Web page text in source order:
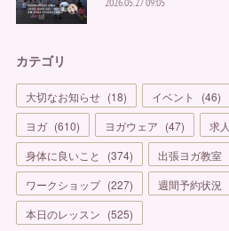
カテゴリ
大切なお知らせ (18) イベント (46)
ヨガ (610) ヨガウェア (47) 求人
身体に良いこと
(374) 出張ヨガ教室
ワークショップ (227) 週間予約状況
本日のレッスン (525)